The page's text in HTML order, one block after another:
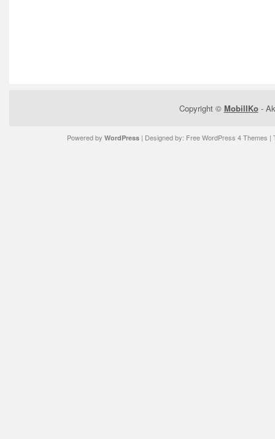
Copyright © MobilIKo-
Powered by WordPress| Designed by: Free WordPress 4 Themes |